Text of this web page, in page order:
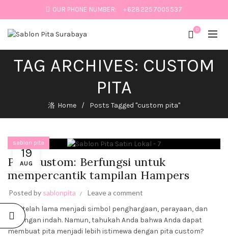
OUR PHONE NUMBER: +6282257005537
0
TAG ARCHIVES: CUSTOM
PITA
Home Posts Tagged "custom pita"
19
AUG
sablon pita
Pita Custom: Berfungsi untuk
mempercantik tampilan Hampers
Posted by sablonpita
Leave a comment
Pita telah lama menjadi simbol penghargaan, perayaan, dan
kenangan indah. Namun, tahukah Anda bahwa Anda dapat
membuat pita menjadi lebih istimewa dengan pita custom?
SABLON
PERCANTIK
HAMPERS
DAN
BUKET
BUNGA